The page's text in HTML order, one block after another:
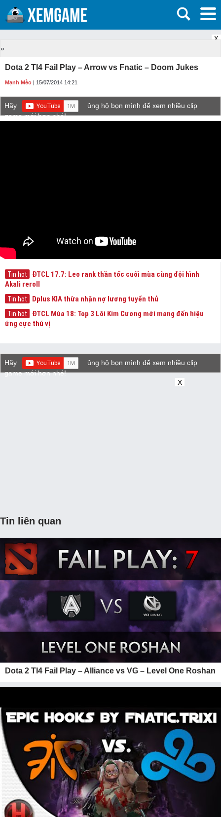
X
»
Dota 2 TI4 Fail Play – Arrow vs Fnatic – Doom Jukes
Mạnh Mèo | 15/07/2014 14:21
Hãy
ủng hộ bọn mình để xem nhiều clip
game mới hơn nhé!
Tin hot
ĐTCL 17.7: Leo rank thần tốc cuối mùa cùng đội hình
Akali reroll
Tin hot Dplus KIA thừa nhận nợ lương tuyển thủ
Tin hot
ĐTCL Mùa 18: Top 3 Lõi Kim Cương mới mang đến hiệu
ứng cực thú vị
Hãy
ủng hộ bọn mình để xem nhiều clip
game mới hơn nhé!
X
Tin liên quan
Dota 2 TI4 Fail Play – Alliance vs VG – Level One Roshan